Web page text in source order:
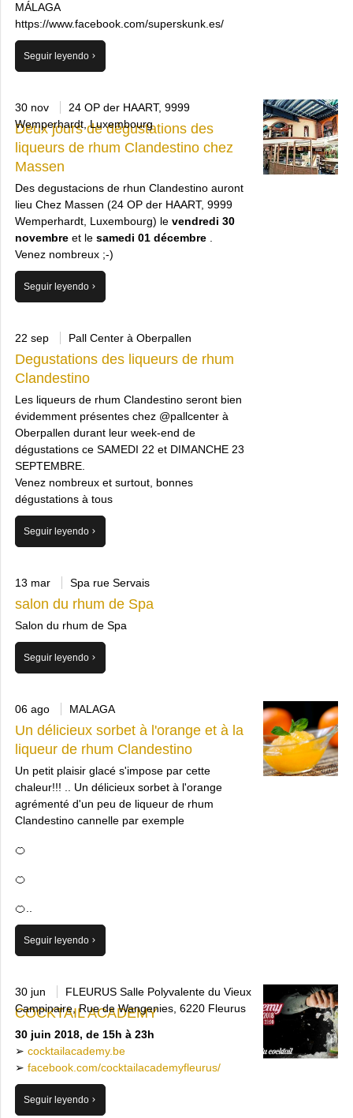
MÁLAGA
https://www.facebook.com/superskunk.es/
Seguir leyendo
30 nov
24 OP der HAART, 9999
Wemperhardt, Luxembourg
Deux jours de dégustations des
liqueurs de rhum Clandestino chez
Massen
Des degustacions de rhun Clandestino auront
lieu Chez Massen (24 OP der HAART, 9999
Wemperhardt, Luxembourg) levendredi 30
novembreet le samedi 01 décembre.
Venez nombreux ;-)
Seguir leyendo
22 sep Pall Center à Oberpallen
Degustations des liqueurs de rhum
Clandestino
Les liqueurs de rhum Clandestino seront bien
évidemment présentes chez @pallcenter à
Oberpallen durant leur week-end de
dégustations ce SAMEDI 22 et DIMANCHE 23
SEPTEMBRE.
Venez nombreux et surtout, bonnes
dégustations à tous
Seguir leyendo
13 mar Spa rue Servais
salon du rhum de Spa
Salon du rhum de Spa
Seguir leyendo
06 ago MALAGA
Un délicieux sorbet à l'orange et à la
liqueur de rhum Clandestino
Un petit plaisir glacé s'impose par cette
chaleur!!! .. Un délicieux sorbet à l'orange
agrémenté d'un peu de liqueur de rhum
Clandestino cannelle par exemple
🍊
🍊
🍊..
Seguir leyendo
30 jun
FLEURUS Salle Polyvalente du Vieux
Campinaire, Rue de Wangenies, 6220 Fleurus
COCKTAIL ACADEMY
30 juin 2018, de 15h à 23h
➢ cocktailacademy.be
➢ facebook.com/cocktailacademyfleurus/
Seguir leyendo